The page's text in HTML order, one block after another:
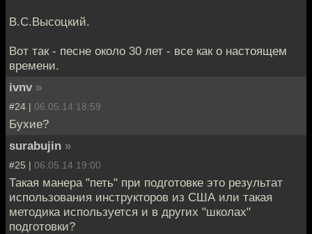
В.С.Высоцкий.
Вот так - песне около 30 лет - все как о настоящем
времени.
ivnv »
#24 | 06.05.14 18:59
Бухие?
surabujin »
#25 | 06.05.14 19:00
Такая манера "петь" при подготовке это результат
использования инструкторов из США или такая
методика используется и в других "школах"
подготовки?